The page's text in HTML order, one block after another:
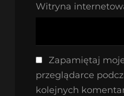
Witryna
Zapamiętaj
przeglądarce
kolejnych